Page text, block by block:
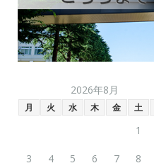
2026年8月
月 火 水 木 金 土
1
3 4 5 6 7 8